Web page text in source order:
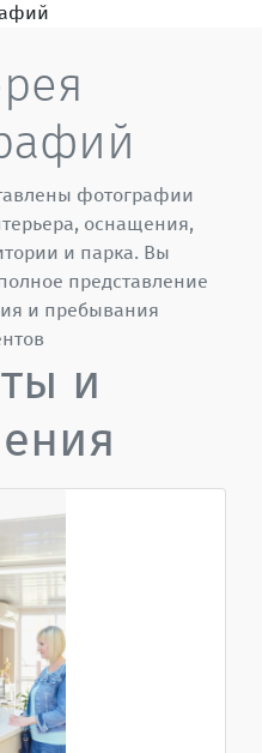
фотографии
оснащения,
и парка. Вы
представление
и пребывания
и